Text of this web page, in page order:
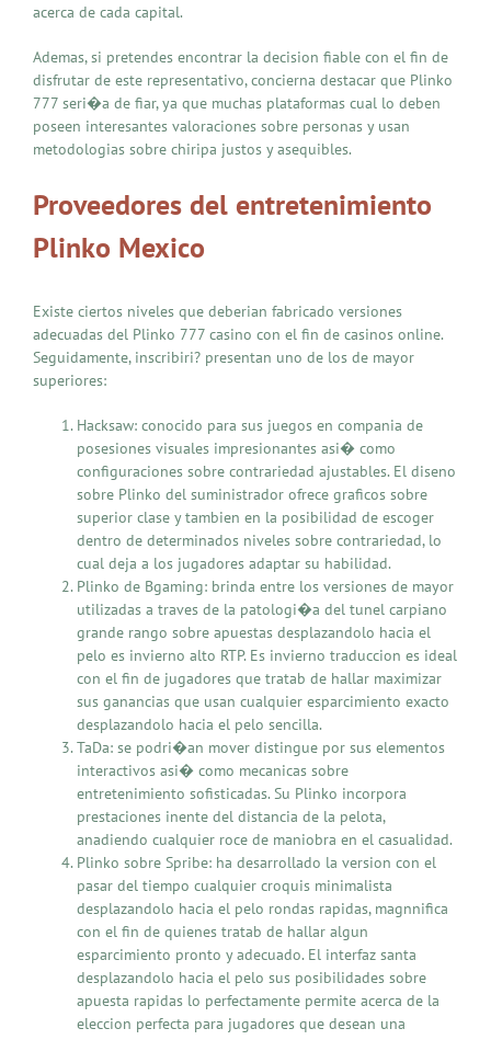
acerca de cada capital.
Ademas, si pretendes encontrar la decision fiable con el fin de
disfrutar de este representativo, concierna destacar que Plinko
777 seri�a de fiar, ya que muchas plataformas cual lo deben
poseen interesantes valoraciones sobre personas y usan
metodologias sobre chiripa justos y asequibles.
Proveedores del entretenimiento
Plinko Mexico
Existe ciertos niveles que deberian fabricado versiones
adecuadas del Plinko 777 casino con el fin de casinos online.
Seguidamente, inscribiri? presentan uno de los de mayor
superiores:
Hacksaw: conocido para sus juegos en compania de
posesiones visuales impresionantes asi� como
configuraciones sobre contrariedad ajustables. El diseno
sobre Plinko del suministrador ofrece graficos sobre
superior clase y tambien en la posibilidad de escoger
dentro de determinados niveles sobre contrariedad, lo
cual deja a los jugadores adaptar su habilidad.
Plinko de Bgaming: brinda entre los versiones de mayor
utilizadas a traves de la patologi�a del tunel carpiano
grande rango sobre apuestas desplazandolo hacia el
pelo es invierno alto RTP. Es invierno traduccion es ideal
con el fin de jugadores que tratab de hallar maximizar
sus ganancias que usan cualquier esparcimiento exacto
desplazandolo hacia el pelo sencilla.
TaDa: se podri�an mover distingue por sus elementos
interactivos asi� como mecanicas sobre
entretenimiento sofisticadas. Su Plinko incorpora
prestaciones inente del distancia de la pelota,
anadiendo cualquier roce de maniobra en el casualidad.
Plinko sobre Spribe: ha desarrollado la version con el
pasar del tiempo cualquier croquis minimalista
desplazandolo hacia el pelo rondas rapidas, magnnifica
con el fin de quienes tratab de hallar algun
esparcimiento pronto y adecuado. El interfaz santa
desplazandolo hacia el pelo sus posibilidades sobre
apuesta rapidas lo perfectamente permite acerca de la
eleccion perfecta para jugadores que desean una